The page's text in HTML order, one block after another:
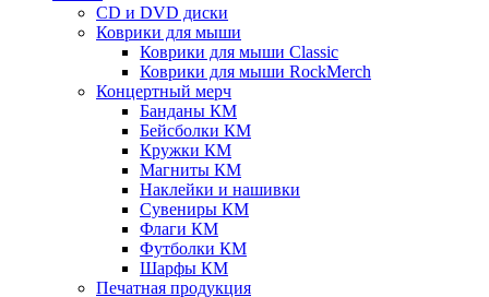
CD и DVD диски
Коврики для мыши
Коврики для мыши Classic
Коврики для мыши RockMerch
Концертный мерч
Банданы КМ
Бейсболки КМ
Кружки КМ
Магниты КМ
Наклейки и нашивки
Сувениры КМ
Флаги КМ
Футболки КМ
Шарфы КМ
Печатная продукция